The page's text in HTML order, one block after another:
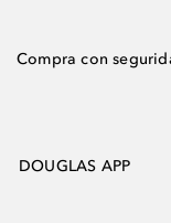
Compra con
DOUGLAS APP